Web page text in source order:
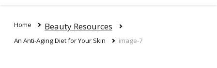
Home Beauty Resources
An Anti-Aging Diet for Your Skin image-7